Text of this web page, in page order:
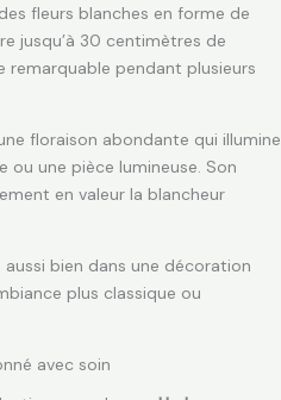
fleurs blanches en forme de
jusqu’à 30 centimètres de
pendant plusieurs
floraison abondante qui illumine
ou une pièce lumineuse. Son
en valeur la blancheur
aussi bien dans une décoration
plus classique ou
avec soin